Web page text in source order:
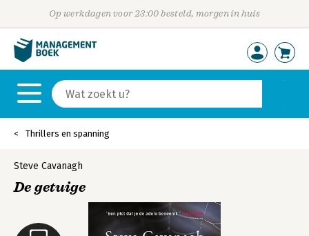
Op werkdagen voor 23:00 besteld, morgen in huis
Thrillers en spanning
Steve Cavanagh
De getuige